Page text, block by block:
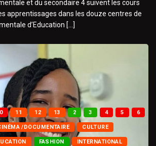
et du secondaire 4 suivent les cours
apprentissages dans les douze centres de
d’Education […]
11 12 13 2 3 4 5 6
/DOCUMENTAIRE CULTURE
FASHION INTERNATIONAL